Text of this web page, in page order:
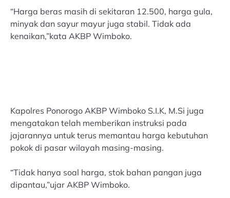
“Harga beras masih di sekitaran 12.500, harga gula,
minyak dan sayur mayur juga stabil. Tidak ada
kenaikan,”kata AKBP Wimboko.
Kapolres Ponorogo AKBP Wimboko S.I.K, M.Si juga
mengatakan telah memberikan instruksi pada
jajarannya untuk terus memantau harga kebutuhan
pokok di pasar wilayah masing-masing.
“Tidak hanya soal harga, stok bahan pangan juga
dipantau,”ujar AKBP Wimboko.